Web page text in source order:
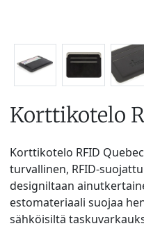
Korttikotelo
Korttikotelo RFID
turvallinen, RFID-
designiltaan
estomateriaali suojaa
sähköisiltä